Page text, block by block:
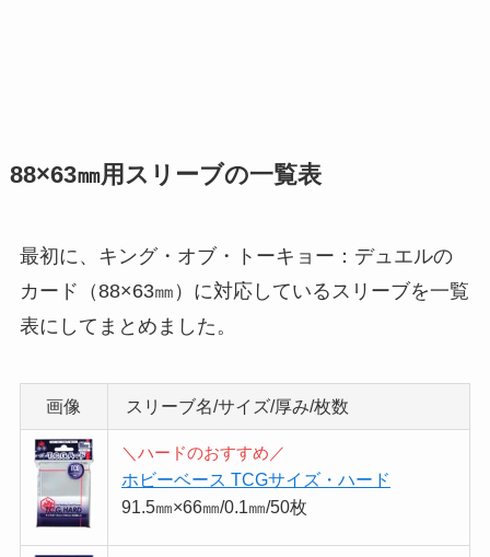
88×63㎜用スリーブの一覧表
最初に、キング・オブ・トーキョー：デュエルの
カード（88×63㎜）に対応しているスリーブを一覧
表にしてまとめました。
画像 スリーブ名/サイズ/厚み/枚数
＼ハードのおすすめ／
ホビーベース TCGサイズ・ハード
91.5㎜×66㎜/0.1㎜/50枚